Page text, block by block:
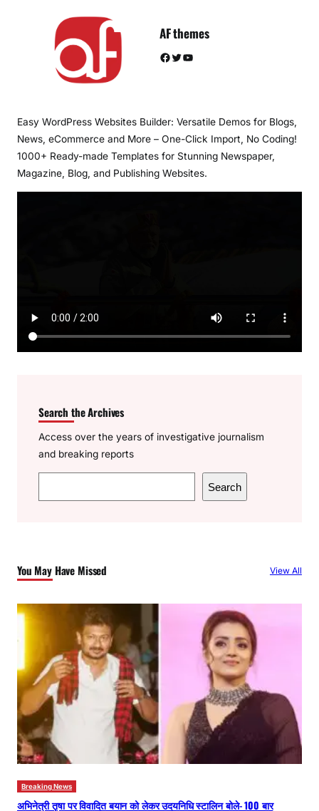
AF themes
Facebook Twitter YouTube
Easy WordPress Websites Builder: Versatile Demos for Blogs,
News, eCommerce and More – One-Click Import, No Coding!
1000+ Ready-made Templates for Stunning Newspaper,
Magazine, Blog, and Publishing Websites.
Search the Archives
Access over the years of investigative journalism
and breaking reports
e
h
Search
You May Have Missed View All
Breaking News
अभिनेत्री तृषा पर विवादित बयान को लेकर उदयनिधि स्टालिन बोले- 100 बार